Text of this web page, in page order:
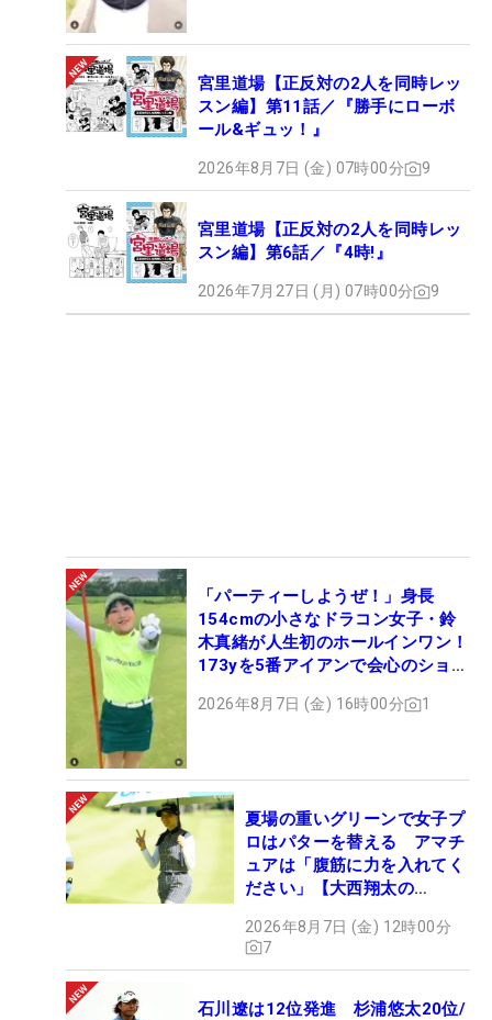
宮里道場【正反対の2人を同時レッ
スン編】第11話／『勝手にローボ
ール&ギュッ！』
2026年8月7日 (金) 07時00分 9
宮里道場【正反対の2人を同時レッ
スン編】第6話／『4時!』
2026年7月27日 (月) 07時00分 9
「パーティーしようぜ！」身長
154cmの小さなドラコン女子・鈴
木真緒が人生初のホールインワン！
173yを5番アイアンで会心のショッ
2026年8月7日 (金) 16時00分 1
夏場の重いグリーンで女子プ
ロはパターを替える アマチ
ュアは「腹筋に力を入れてく
ださい」【大西翔太の
2026年8月7日 (金) 12時00分
7
石川遼は12位発進 杉浦悠太20位/